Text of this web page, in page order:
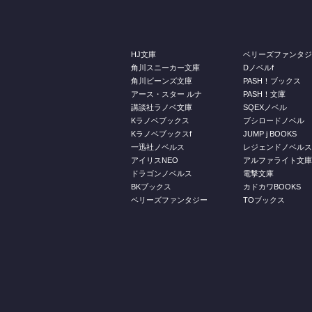
HJ文庫
角川スニーカー文庫
角川ビーンズ文庫
アース・スター ルナ
講談社ラノベ文庫
Kラノベブックス
Kラノベブックスf
一迅社ノベルス
アイリスNEO
ドラゴンノベルス
BKブックス
ベリーズファンタジー
ベリーズファンタ
Dノベルf
PASH！ブックス
PASH！文庫
SQEXノベル
ブシロードノベル
JUMP j BOOKS
レジェンドノベルス
アルファライト文庫
電撃文庫
カドカワBOOKS
TOブックス